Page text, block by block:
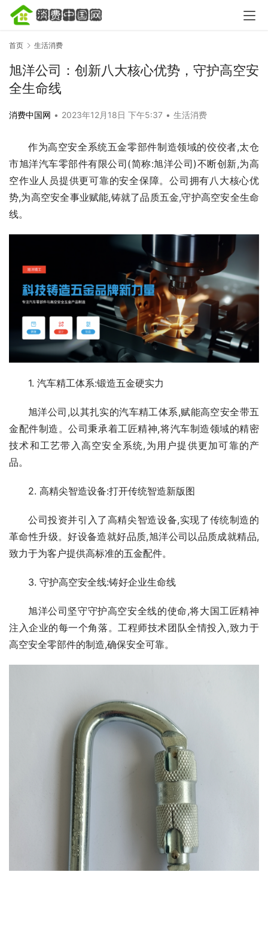
首页 生活消费
旭洋公司：创新八大核心优势，守护高空安
全生命线
消费中国网 • 2023年12月18日 下午5:37 • 生活消费
作为高空安全系统五金零部件制造领域的佼佼者,太仓
市旭洋汽车零部件有限公司(简称:旭洋公司)不断创新,为高
空作业人员提供更可靠的安全保障。公司拥有八大核心优
势,为高空安全事业赋能,铸就了品质五金,守护高空安全生命
线。
1. 汽车精工体系:锻造五金硬实力
旭洋公司,以其扎实的汽车精工体系,赋能高空安全带五
金配件制造。公司秉承着工匠精神,将汽车制造领域的精密
技术和工艺带入高空安全系统,为用户提供更加可靠的产
品。
2. 高精尖智造设备:打开传统智造新版图
公司投资并引入了高精尖智造设备,实现了传统制造的
革命性升级。好设备造就好品质,旭洋公司以品质成就精品,
致力于为客户提供高标准的五金配件。
3. 守护高空安全线:铸好企业生命线
旭洋公司坚守守护高空安全线的使命,将大国工匠精神
注入企业的每一个角落。工程师技术团队全情投入,致力于
高空安全零部件的制造,确保安全可靠。